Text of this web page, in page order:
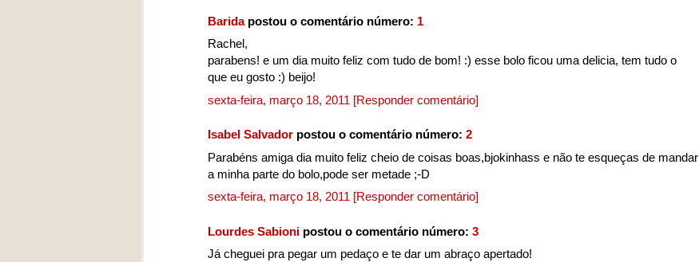
Baridapostou o comentário número: 1
Rachel,
parabens! e um dia muito feliz com tudo de bom! :) esse bolo ficou uma delicia, tem tudo o
que eu gosto :) beijo!
sexta-feira, março 18, 2011 [Responder comentário]
Isabel Salvador postou o comentário número: 2
Parabéns amiga dia muito feliz cheio de coisas boas,bjokinhass e não te esqueças de mandar
a minha parte do bolo,pode ser metade ;-D
sexta-feira, março 18, 2011 [Responder comentário]
Lourdes Sabioni postou o comentário número: 3
Já cheguei pra pegar um pedaço e te dar um abraço apertado!